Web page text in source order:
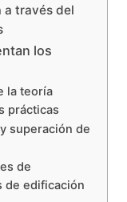
a través del
los
la teoría
prácticas
superación de
de
de edificación